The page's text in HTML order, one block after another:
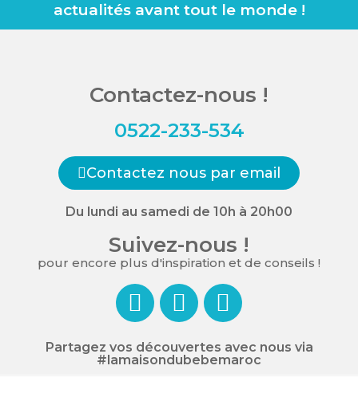
actualités avant tout le monde !
Contactez-nous !
0522-233-534
Contactez nous par email
Du lundi au samedi de 10h à 20h00
Suivez-nous !
pour encore plus d'inspiration et de conseils !
Partagez vos découvertes avec nous via
#lamaisondubebemaroc